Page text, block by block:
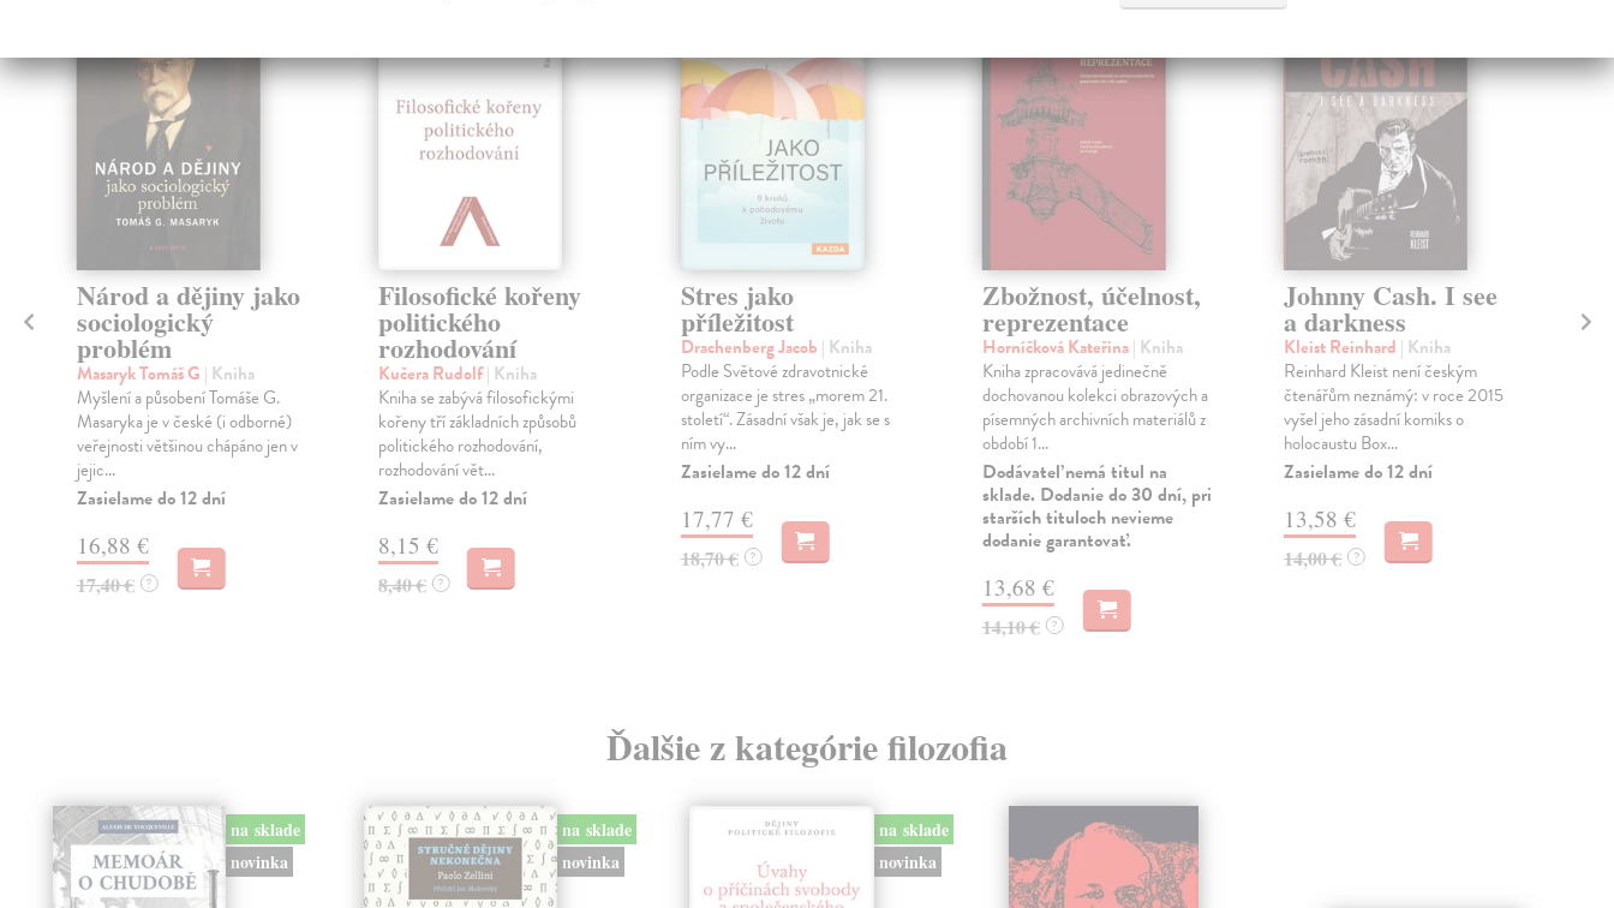
Národ a dějiny jako
sociologický
problém
Masaryk Tomáš G | Kniha
Myšlení a působení Tomáše G.
Masaryka je v české (i odborné)
veřejnosti většinou chápáno jen v
jejic...
Zasielame do 12 dní
16,88 €
17,40 € ?
Filosofické kořeny
politického
rozhodování
Kučera Rudolf| Kniha
Kniha se zabývá filosofickými
kořeny tří základních způsobů
politického rozhodování,
rozhodování vět...
Zasielame do 12 dní
8,15 €
8,40 € ?
Stres jako
příležitost
Drachenberg Jacob | Kniha
Podle Světové zdravotnické
organizace je stres „morem 21.
století“. Zásadní však je, jak se s
ním vy...
Zasielame do 12 dní
17,77 €
18,70 € ?
Zbožnost, účelnost,
reprezentace
Horníčková Kateřina| Kniha
Kniha zpracovává jedinečně
dochovanou kolekci obrazových a
písemných archivních materiálů z
období 1...
Dodávateľ nemá titul na
sklade. Dodanie do 30 dní, pri
starších tituloch nevieme
dodanie garantovať.
13,68 €
14,10 € ?
Johnny Cash. I see
a darkness
Kleist Reinhard | Kniha
Reinhard Kleist není českým
čtenářům neznámý: v roce 2015
vyšel jeho zásadní komiks o
holocaustu Box...
Zasielame do 12 dní
13,58 €
14,00 € ?
Ďalšie z kategórie filozofia
na sklade
novinka
na sklade
novinka
na sklade
novinka